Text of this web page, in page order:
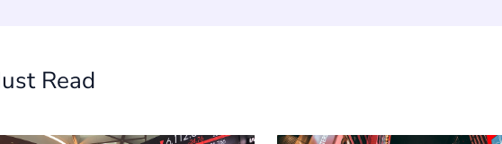
Read